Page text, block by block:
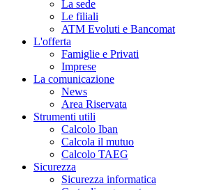
La sede
Le filiali
ATM Evoluti e Bancomat
L'offerta
Famiglie e Privati
Imprese
La comunicazione
News
Area Riservata
Strumenti utili
Calcolo Iban
Calcola il mutuo
Calcolo TAEG
Sicurezza
Sicurezza informatica